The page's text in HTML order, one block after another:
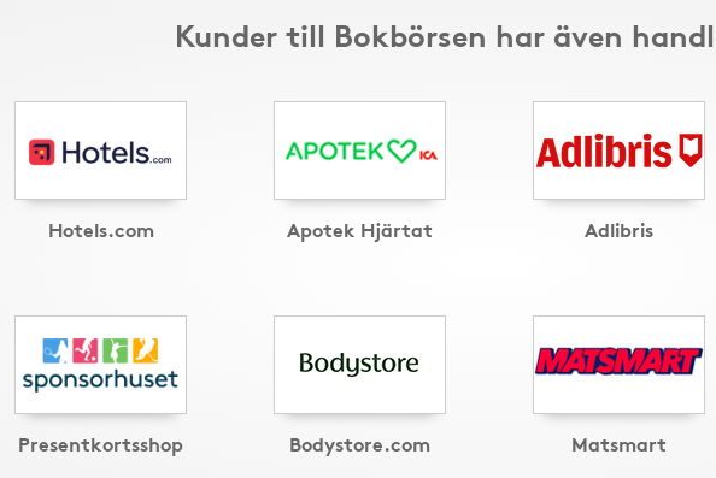
Kunder till Bokbörsen har även
Hotels.com Apotek Hjärtat Adlibris
Presentkortsshop Bodystore.com Matsmart